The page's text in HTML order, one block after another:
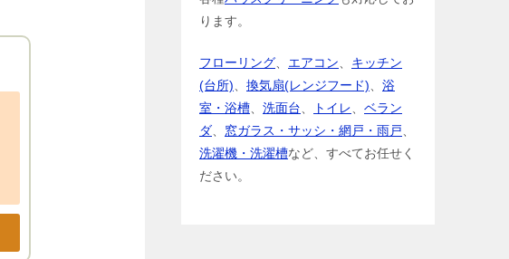
ります。
フローリング エアコン
キッチン
(台所)
換気扇(レンジフード)
浴
室・浴槽
洗面台 トイレ
ベラン
ダ
窓ガラス・サッシ・網戸・雨戸
洗濯機・洗濯槽など、すべてお任せく
ださい。